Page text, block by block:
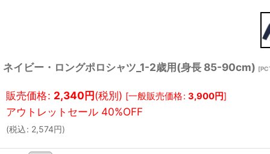
ネイビー・ロングポロシャツ_1-2歳用(身長 85-90cm) [
販売価格: 2,340円(税別) [一般販売価格: 3,900円]
(税込: 2,574円)